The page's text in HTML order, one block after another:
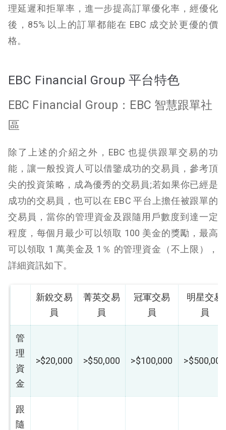
理延遲和拒單率，進一步提高訂單優化率，經優化
後，85% 以上的訂單都能在 EBC 成交於更優的價
格。
EBC Financial Group 平台特色
EBC Financial Group：EBC 智慧跟單社
區
除了上述的介紹之外，EBC 也提供跟單交易的功
能，讓一般投資人可以借鑒成功的交易員，參考頂
尖的投資策略，成為優秀的交易員;若如果你已經是
成功的交易員，也可以在 EBC 平台上擔任被跟單的
交易員，當你的管理資金及跟隨用戶數度到達一定
程度，每個月最少可以領取 100 美金的獎勵，最高
可以領取 1 萬美金及 1％ 的管理資金（不上限），
詳細資訊如下。
新銳交易
員
菁英交易
員
冠軍交易
員
明星交易
員
管
理
資
金
>$20,000 >$50,000 >$100,000 >$500,000
跟
隨